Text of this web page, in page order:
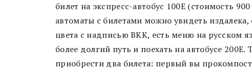
билет на экспресс-автобус 100Е (стоимость
автоматы с билетами можно увидеть
цвета с надписью BKK, есть меню на русском
более долгий путь и поехать на автобусе 200Е.
приобрести два билета: первый вы